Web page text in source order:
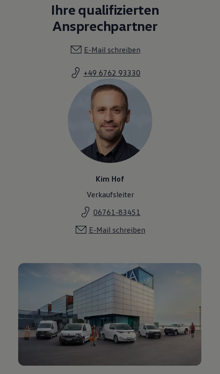
Ihre qualifizierten
Ansprechpartner
E-Mail schreiben
+49 6762 93330
Kim Hof
Verkaufsleiter
06761-83451
E-Mail schreiben